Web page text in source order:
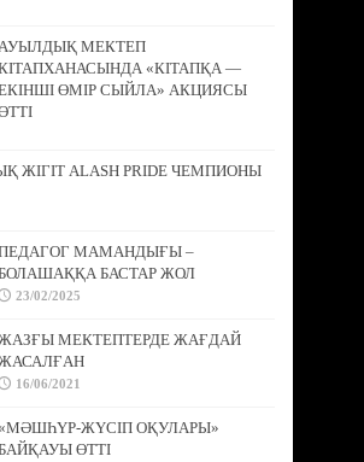
АУЫЛДЫҚ МЕКТЕП
«КІТАПҚА —
ӨМІР СЫЙЛА» АКЦИЯСЫ
ЖІГІТ ALASH PRIDE ЧЕМПИОНЫ
МАМАНДЫҒЫ –
БАСТАР ЖОЛ
23/02/2025
МЕКТЕПТЕРДЕ ЖАҒДАЙ
16/06/2021
ЖҮСІП ОҚУЛАРЫ»
ӨТТІ